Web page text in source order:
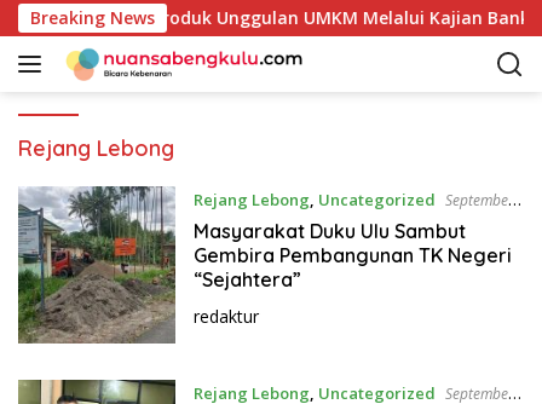
a
Breaking News
Potensi Produk Unggulan UMKM Melalui Kajian Bank
Rejang Lebong
Rejang Lebong, Uncategorized September
15, 2025
Masyarakat Duku Ulu Sambut
Gembira Pembangunan TK Negeri
“Sejahtera”
redaktur
Rejang Lebong Uncategorized September